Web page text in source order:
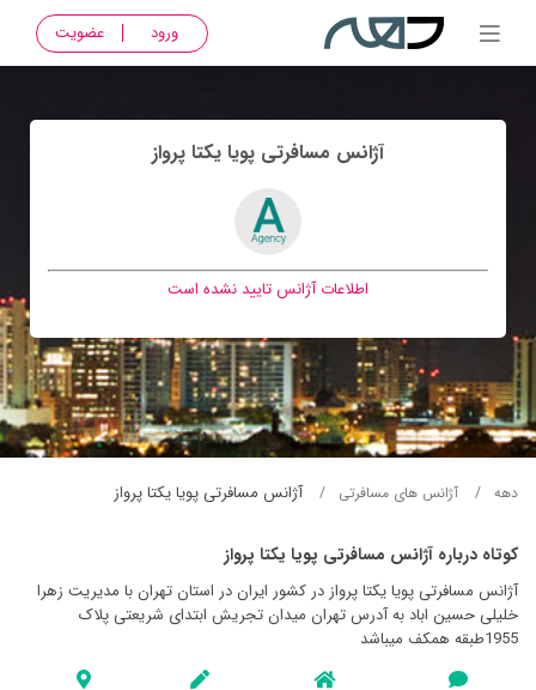
ورود عضویت
آژانس مسافرتی پويا يکتا پرواز
اطلاعات آژانس تایید نشده است
دهه آژانس های مسافرتی آژانس مسافرتی پويا يکتا پرواز
کوتاه درباره آژانس مسافرتی پويا يکتا پرواز
آژانس مسافرتی پويا يکتا پرواز در کشور ایران در استان تهران با مدیریت زهرا
خلیلی حسین اباد به آدرس تهران میدان تجریش ابتدای شریعتی پلاک
1955طبقه همکف میباشد